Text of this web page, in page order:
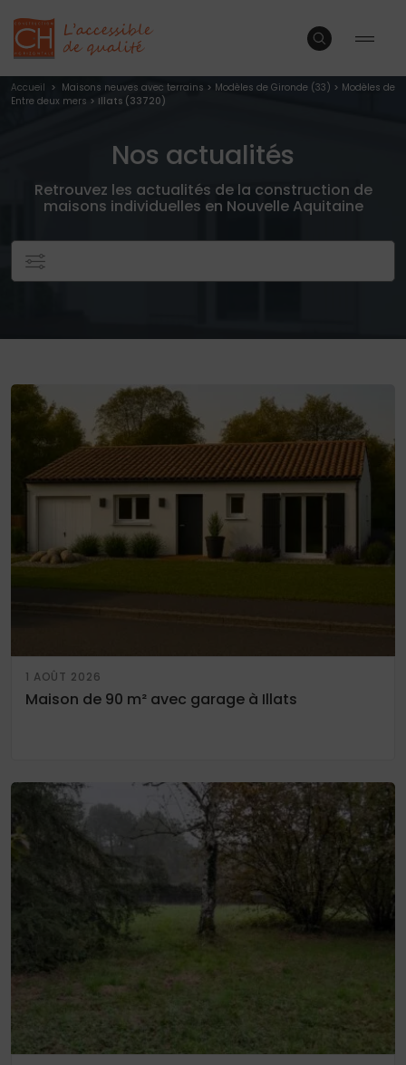
Accueil > Maisons neuves avec terrains > Modèles de Gironde (33) > Modèles de
Entre deux mers > Illats (33720)
Nos actualités
Retrouvez les actualités de la construction de
maisons individuelles en Nouvelle Aquitaine
1 AOÛT 2026
Maison de 90 m² avec garage à Illats